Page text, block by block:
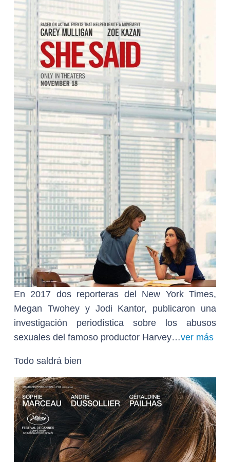
En 2017 dos reporteras del New York Times,
Megan Twohey y Jodi Kantor, publicaron una
investigación periodística sobre los abusos
sexuales del famoso productor Harvey…ver más
Todo saldrá bien